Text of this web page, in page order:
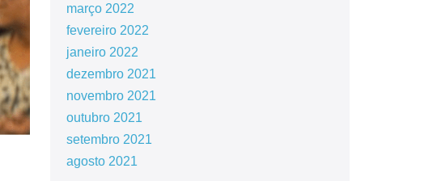
março 2022
fevereiro 2022
janeiro 2022
dezembro 2021
novembro 2021
outubro 2021
setembro 2021
agosto 2021